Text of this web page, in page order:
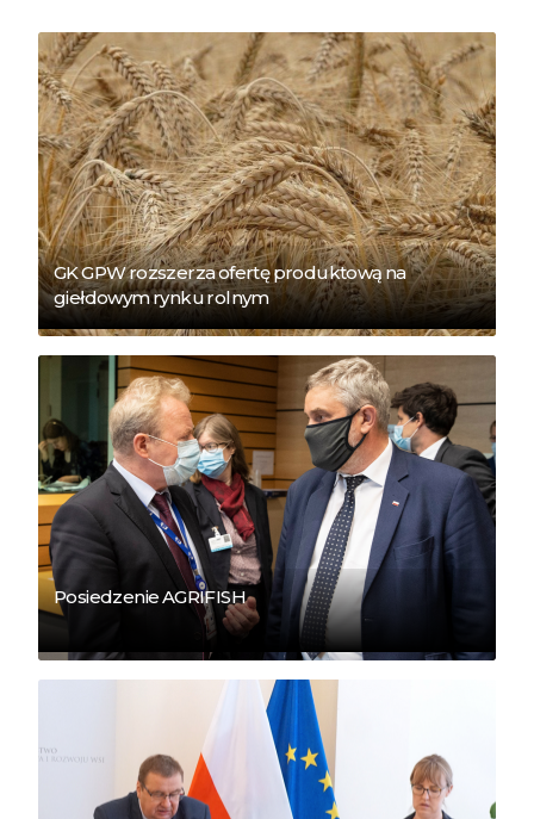
GK GPW rozszerza ofertę produktową na
giełdowym rynku rolnym
Posiedzenie AGRIFISH